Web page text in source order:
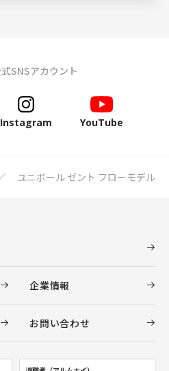
SNSアカウント
Instagram YouTube
ユニボール ゼント フローモデル
企業情報
お問い合わせ